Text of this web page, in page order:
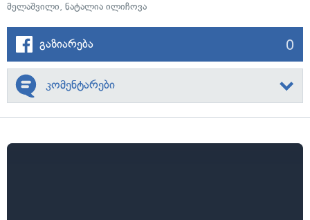
მელაშვილი, ნატალია ილიჩოვა
გაზიარება 0
კომენტარები